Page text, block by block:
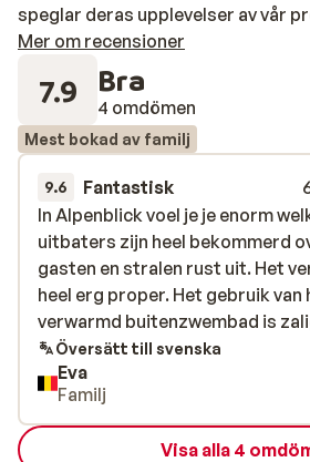
speglar deras upplevelser av vår
Mer om recensioner
7.9 Bra
4 omdömen
Mest bokad av familj
9.6 Fantastisk
In Alpenblick voel je je enorm
uitbaters zijn heel bekommerd
gasten en stralen rust uit. Het
heel erg proper. Het gebruik van
verwarmd buitenzwembad is
In Alpenblick voel je je enorm
uitbaters zijn heel bekommerd
gasten en stralen rust uit. Het
heel erg proper. Het gebruik van
verwarmd buitenzwembad is
Översätt till svenska
Eva
Familj
Visa alla 4